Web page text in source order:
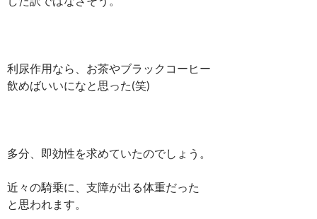
利尿作用なら、お茶やブラックコーヒー
飲めばいいになと思った(笑)
多分、即効性を求めていたのでしょう。
近々の騎乗に、支障が出る体重だった
と思われます。